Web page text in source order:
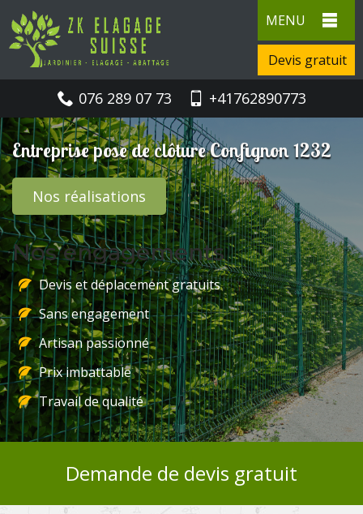
MENU
Devis gratuit
076 289 07 73 +41762890773
Entreprise pose de clôture Confignon 1232
Nos réalisations
Nos engagements
Devis et déplacement gratuits
Sans engagement
Artisan passionné
Prix imbattable
Travail de qualité
Demande de devis gratuit